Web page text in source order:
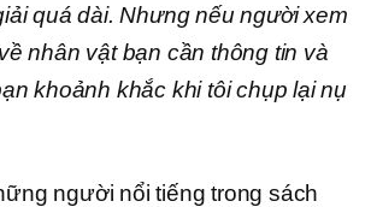
quá dài. Nhưng nếu người xem
nhân vật bạn cần thông tin và
khoảnh khắc khi tôi chụp lại nụ
người nổi tiếng trong sách